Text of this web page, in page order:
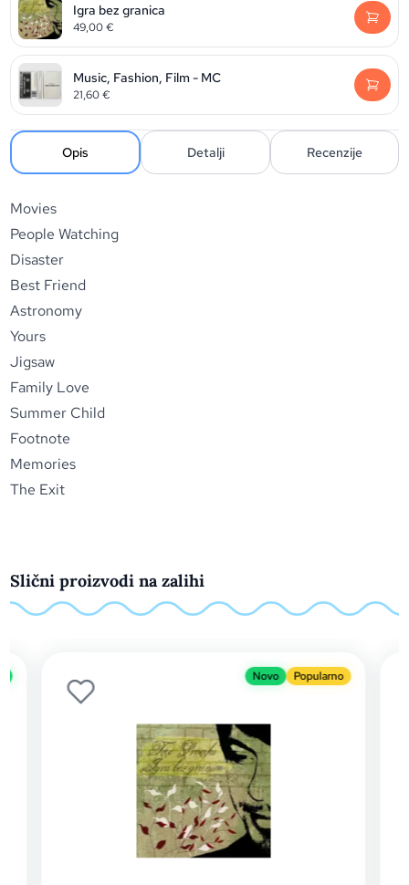
Igra bez granica
49,00€
Music, Fashion, Film - MC
21,60€
Opis Detalji Recenzije
Movies
People Watching
Disaster
Best Friend
Astronomy
Yours
Jigsaw
Family Love
Summer Child
Footnote
Memories
The Exit
Slični proizvodi na zalihi
Novo Popularno